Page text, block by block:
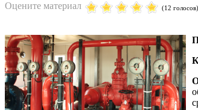
Оцените материал (12 голосов)